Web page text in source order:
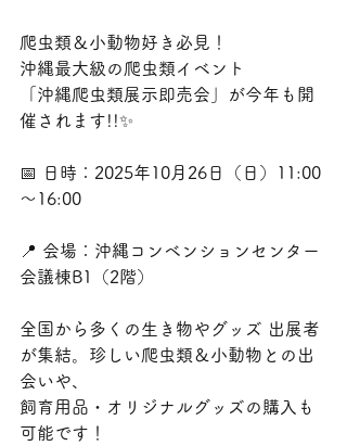
爬虫類＆小動物好き必見！
沖縄最大級の爬虫類イベント
「沖縄爬虫類展示即売会」が今年も開
催されます!!✨
📅 日時：2025年10月26日（日）11:00
～16:00
📍 会場：沖縄コンベンションセンター
会議棟B1（2階）
全国から多くの生き物やグッズ 出展者
が集結。珍しい爬虫類＆小動物との出
会いや、
飼育用品・オリジナルグッズの購入も
可能です！